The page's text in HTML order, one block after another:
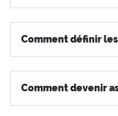
Comment définir
Comment devenir